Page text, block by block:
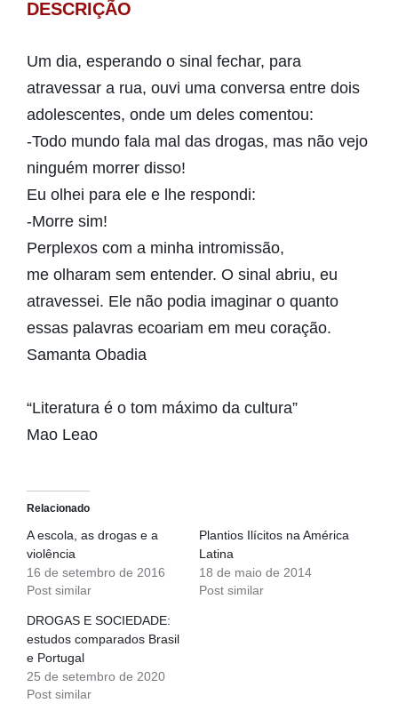
DESCRIÇÃO
Um dia, esperando o sinal fechar, para
atravessar a rua, ouvi uma conversa entre dois
adolescentes, onde um deles comentou:
-Todo mundo fala mal das drogas, mas não vejo
ninguém morrer disso!
Eu olhei para ele e lhe respondi:
-Morre sim!
Perplexos com a minha intromissão,
me olharam sem entender. O sinal abriu, eu
atravessei. Ele não podia imaginar o quanto
essas palavras ecoariam em meu coração.
Samanta Obadia
“Literatura é o tom máximo da cultura”
Mao Leao
Relacionado
A escola, as drogas e a
violência
16 de setembro de 2016
Post similar
Plantios Ilícitos na América
Latina
18 de maio de 2014
Post similar
DROGAS E SOCIEDADE:
estudos comparados Brasil
e Portugal
25 de setembro de 2020
Post similar